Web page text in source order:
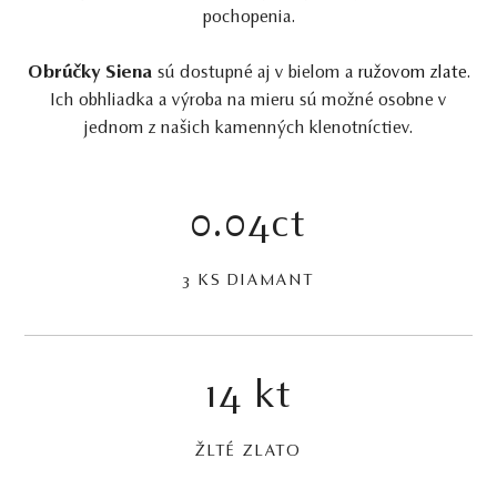
pochopenia.
Obrúčky Siena sú dostupné aj v bielom a ružovom zlate.
Ich obhliadka a výroba na mieru sú možné osobne v
jednom z našich kamenných klenotníctiev.
0.04ct
3 KS DIAMANT
14 kt
ŽLTÉ ZLATO